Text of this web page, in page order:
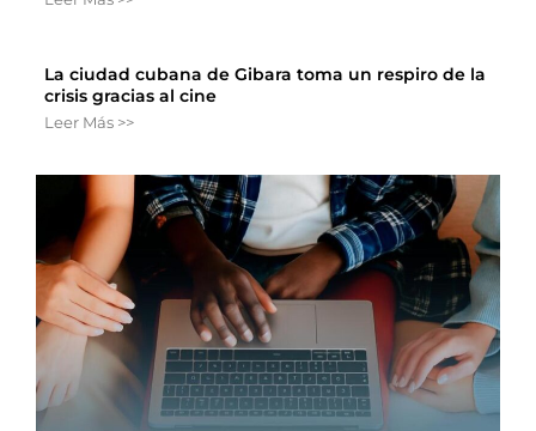
La ciudad cubana de Gibara toma un respiro de la
crisis gracias al cine
Leer Más >>